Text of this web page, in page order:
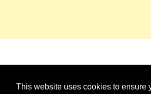
This website uses cookies to ensure
Mein Wunsch: dass alle Menschen ohne
alle Menschen den Krieg verurteilen und sich